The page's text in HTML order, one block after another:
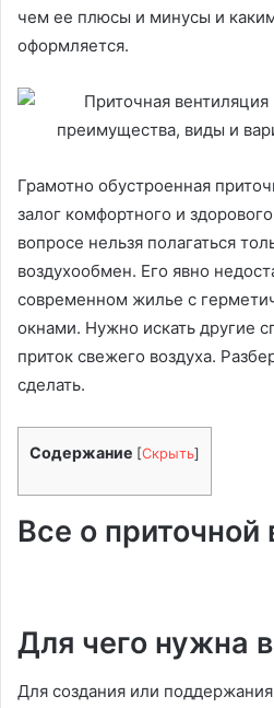
чем ее плюсы и минусы и
оформляется.
Грамотно обустроенная
залог комфортного и
вопросе нельзя полагаться
воздухообмен. Его явно
современном жилье с
окнами. Нужно искать другие
приток свежего воздуха.
сделать.
Содержание [Скрыть]
Все о приточной
Для чего нужна
Для создания или